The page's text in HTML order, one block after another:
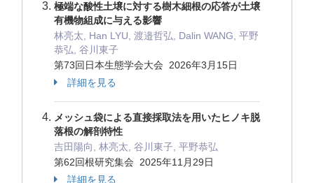
極端な酸性土壌に対する樹木細根の応答が土壌
有機物組成に与える影響
林亮太, Han LYU, 渡邉哲弘, Dalin WANG, 平野
恭弘, 谷川東子
第73回日本生態学会大会 2026年3月15日
詳細を見る
メッシュ袋による直接採取法を用いたヒノキ脱
落根の解剖特性
吉田陽向, 林亮太, 谷川東子, 平野恭弘
第62回根研究集会 2025年11月29日
詳細を見る